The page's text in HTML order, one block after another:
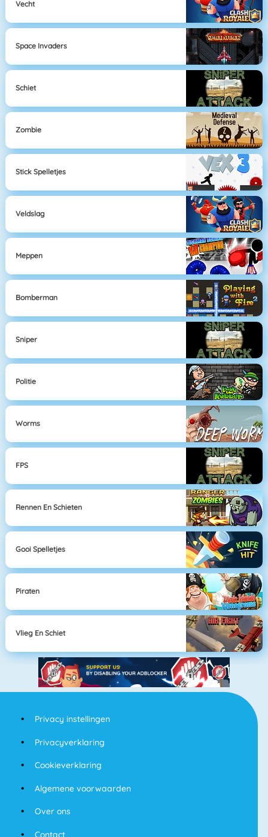
Vecht
Space Invaders
Schiet
Zombie
Stick Spelletjes
Veldslag
Meppen
Bomberman
Sniper
Politie
Worms
FPS
Rennen En Schieten
Gooi Spelletjes
Piraten
Vlieg En Schiet
Privacy instellingen
Privacyverklaring
Cookieverklaring
Algemene voorwaarden
Over ons
Contact